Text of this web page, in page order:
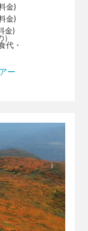
金)
金)
金)
代・
ー